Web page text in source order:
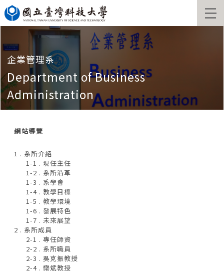
跳
到
主
內
容
區
塊
企業管理系
Department of Business
Administration
網站導覽
1 . 系所介紹
1-1 . 現任主任
1-2 . 系所沿革
1-3 . 系學會
1-4 . 教學目標
1-5 . 教學環境
1-6 . 發展特色
1-7 . 未來展望
2 . 系所成員
2-1 . 專任師資
2-2 . 系所職員
2-3 . 吳克振教授
2-4 . 欒斌教授